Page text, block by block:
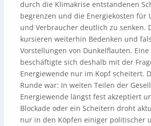
durch die Klimakrise entstandenen
begrenzen und die Energiekosten für
und Verbraucher deutlich zu senken.
kursieren weiterhin Bedenken und
Vorstellungen von Dunkelflauten.
beschäftigte sich deshalb mit der
Energiewende nur im Kopf scheitert.
Runde war: In weiten Teilen der
Energiewende längst fest akzeptiert
Blockade oder ein Scheitern droht
nur in den Köpfen einiger politischer